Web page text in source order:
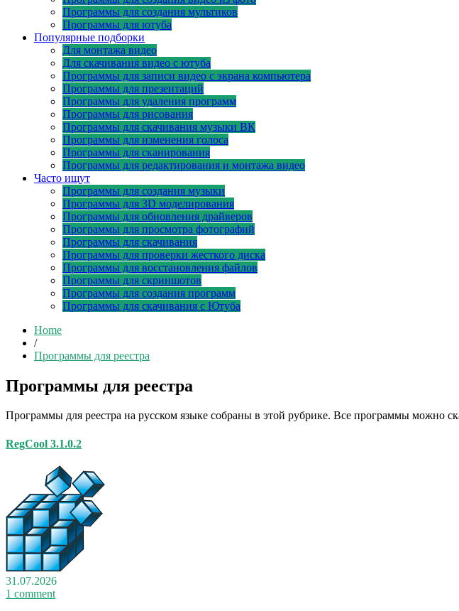
Программы для создания мультиков
Программы для ютуба
Популярные подборки
Для монтажа видео
Для скачивания видео с ютуба
Программы для записи видео с экрана компьютера
Программы для презентаций
Программы для удаления программ
Программы для рисования
Программы для скачивания музыки ВК
Программы для изменения голоса
Программы для сканирования
Программы для редактирования и монтажа видео
Часто ищут
Программы для создания музыки
Программы для 3D моделирования
Программы для обновления драйверов
Программы для просмотра фотографий
Программы для скачивания
Программы для проверки жесткого диска
Программы для восстановления файлов
Программы для скриншотов
Программы для создания программ
Программы для скачивания с Ютуба
Home
/
Программы для реестра
Программы для реестра
Программы для реестра на русском языке собраны в этой рубрике. Все программы можно
RegCool 3.1.0.2
31.07.2026
1 comment